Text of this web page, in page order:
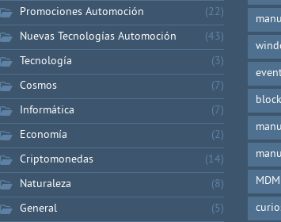
Promociones Automoción
(22)
Nuevas Tecnologías Automoción
(43)
Tecnología
(3)
Cosmos
(7)
Informática
(7)
Economía
(2)
Criptomonedas
(14)
Naturaleza
(8)
General
(5)
MDM